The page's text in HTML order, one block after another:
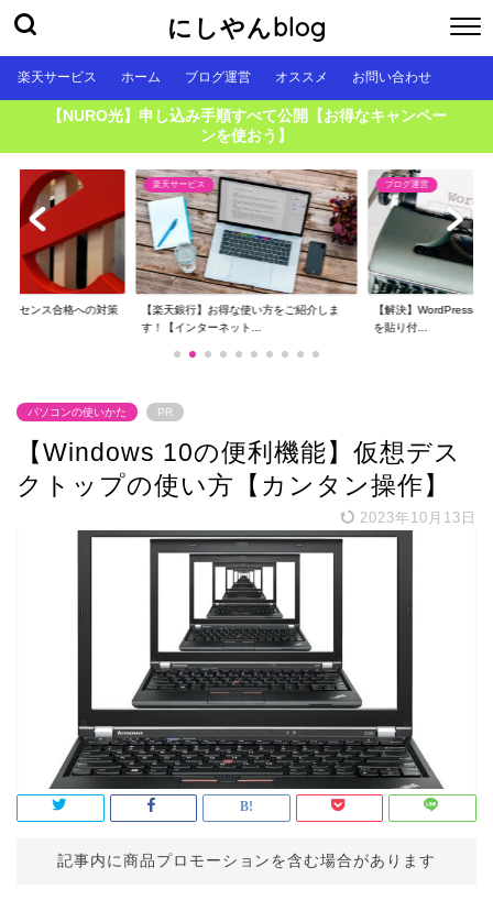
にしやんblog
楽天サービス ホーム ブログ運営 オススメ お問い合わせ
【NURO光】申し込み手順すべて公開【お得なキャンペー
ンを使おう】
ドセンス合格への対策
楽天サービス
【楽天銀行】お得な使い方をご紹介しま
す！【インターネット...
ブログ運営
【解決】WordPressの
を貼り付...
パソコンの使いかた PR
【Windows 10の便利機能】仮想デス
クトップの使い方【カンタン操作】
2023年10月13日
記事内に商品プロモーションを含む場合があります